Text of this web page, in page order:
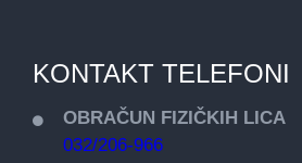
KONTAKT TELEFONI
OBRAČUN FIZIČKIH LICA
032/206-966